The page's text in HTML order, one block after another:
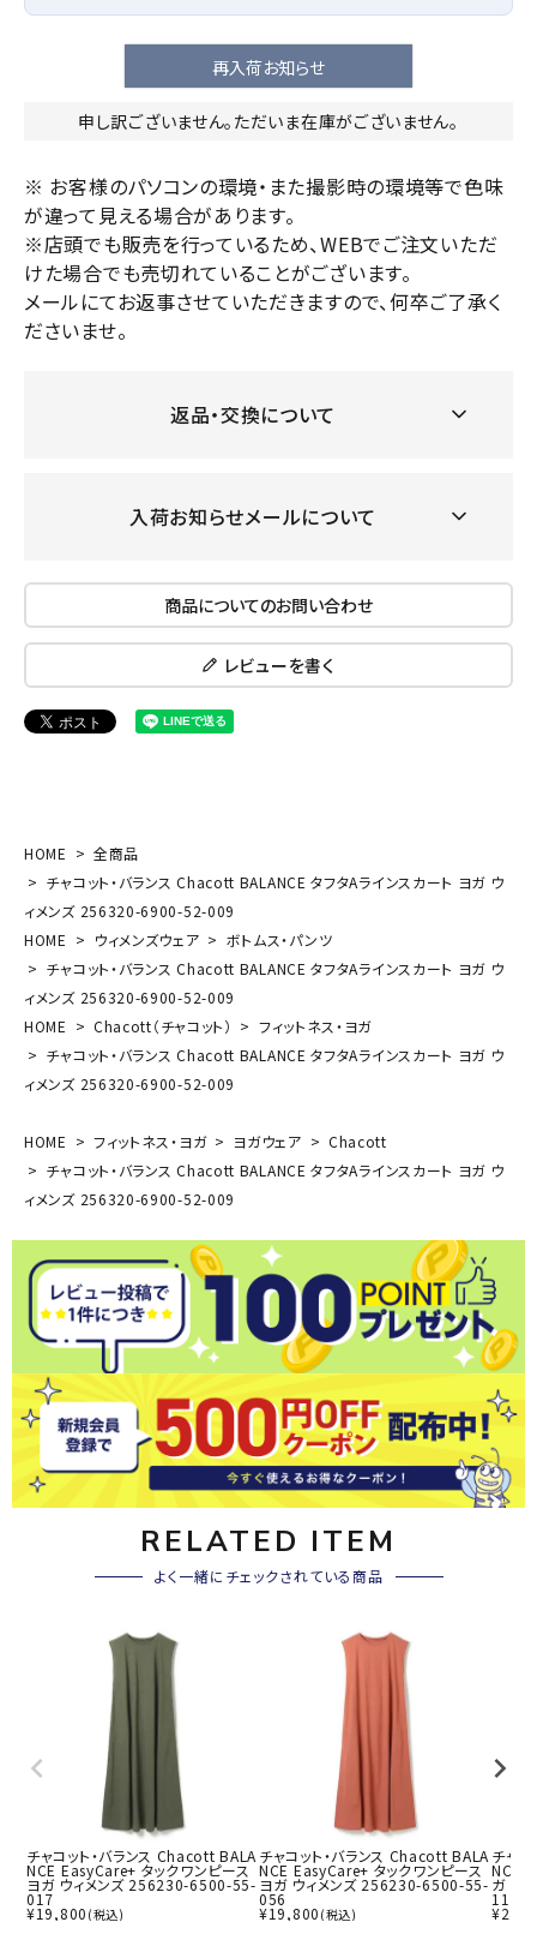
再入荷お知らせ
申し訳ございません。ただいま在庫がございません。
※ お客様のパソコンの環境・また撮影時の環境等で色味
が違って見える場合があります。
※店頭でも販売を行っているため、WEBでご注文いただ
けた場合でも売切れていることがございます。
メールにてお返事させていただきますので、何卒ご了承く
ださいませ。
返品・交換について
入荷お知らせメールについて
商品についてのお問い合わせ
レビューを書く
HOME
全商品
チャコット・バランス Chacott BALANCE タフタAラインスカート ヨガ ウ
ィメンズ 256320-6900-52-009
HOME
ウィメンズウェア
ボトムス・パンツ
チャコット・バランス Chacott BALANCE タフタAラインスカート ヨガ ウ
ィメンズ 256320-6900-52-009
HOME
Chacott（チャコット）
フィットネス・ヨガ
チャコット・バランス Chacott BALANCE タフタAラインスカート ヨガ ウ
ィメンズ 256320-6900-52-009
HOME フィットネス・ヨガ ヨガウェア
Chacott
チャコット・バランス Chacott BALANCE タフタAラインスカート ヨガ ウ
ィメンズ 256320-6900-52-009
RELATED ITEM
よく一緒にチェックされている商品
チャコット・バランス Chacott BALA
NCE EasyCare+ タックワンピース
ヨガ ウィメンズ 256230-6500-55-
017
¥19,800 (税込)
チャコット・バランス Chacott BALA
NCE EasyCare+ タックワンピース
ヨガ ウィメンズ 256230-6500-55-
056
¥19,800 (税込)
チャ
NCE
ガ ウ
11
¥